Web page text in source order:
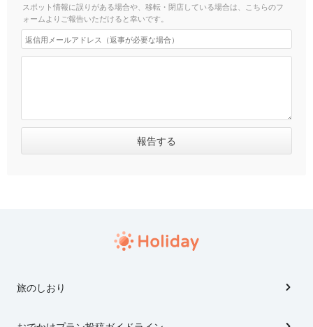
スポット情報に誤りがある場合や、移転・閉店している場合は、こちらのフ
ォームよりご報告いただけると幸いです。
旅のしおり